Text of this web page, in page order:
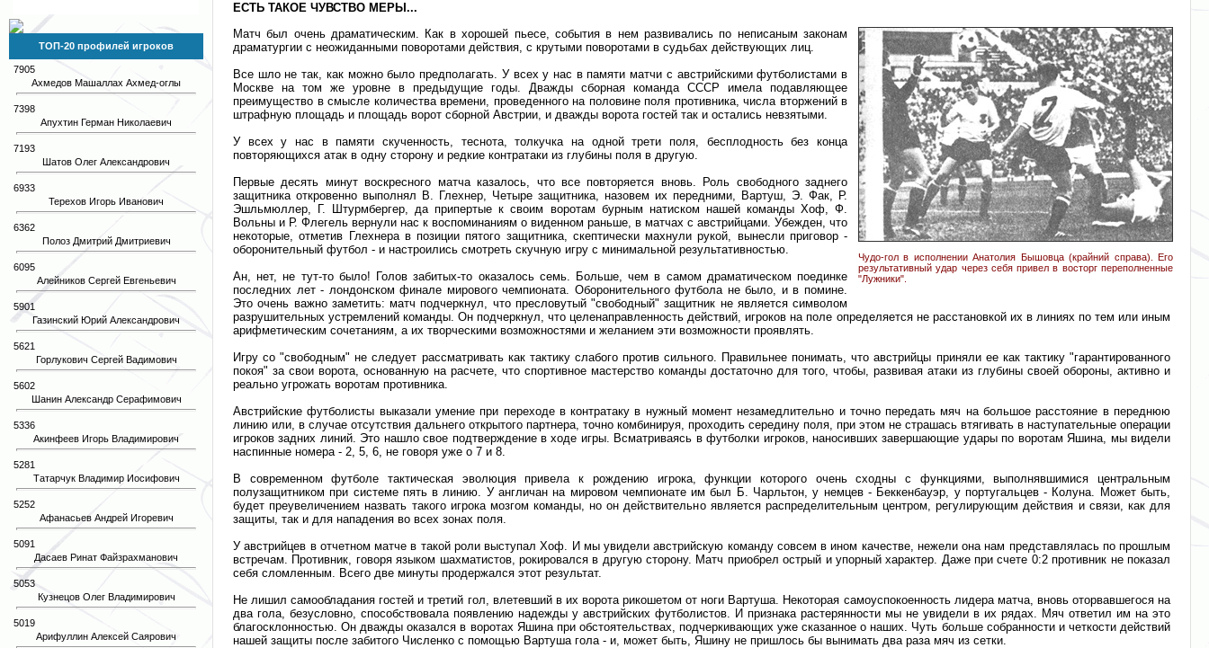
ТОП-20 профилей игроков
7905
Ахмедов Машаллах Ахмед-оглы
7398
Апухтин Герман Николаевич
7193
Шатов Олег Александрович
6933
Терехов Игорь Иванович
6362
Полоз Дмитрий Дмитриевич
6095
Алейников Сергей Евгеньевич
5901
Газинский Юрий Александрович
5621
Горлукович Сергей Вадимович
5602
Шанин Александр Серафимович
5336
Акинфеев Игорь Владимирович
5281
Татарчук Владимир Иосифович
5252
Афанасьев Андрей Игоревич
5091
Дасаев Ринат Файзрахманович
5053
Кузнецов Олег Владимирович
5019
Арифуллин Алексей Саярович
ЕСТЬ ТАКОЕ ЧУВСТВО МЕРЫ...
Чудо-гол в исполнении Анатолия Бышовца (крайний справа). Его
результативный удар через себя привел в восторг переполненные
"Лужники".
Матч был очень драматическим. Как в хорошей пьесе, события в нем развивались по неписаным законам
драматургии с неожиданными поворотами действия, с крутыми поворотами в судьбах действующих лиц.
Все шло не так, как можно было предполагать. У всех у нас в памяти матчи с австрийскими футболистами в
Москве на том же уровне в предыдущие годы. Дважды сборная команда СССР имела подавляющее
преимущество в смысле количества времени, проведенного на половине поля противника, числа вторжений в
штрафную площадь и площадь ворот сборной Австрии, и дважды ворота гостей так и остались невзятыми.
У всех у нас в памяти скученность, теснота, толкучка на одной трети поля, бесплодность без конца
повторяющихся атак в одну сторону и редкие контратаки из глубины поля в другую.
Первые десять минут воскресного матча казалось, что все повторяется вновь. Роль свободного заднего
защитника откровенно выполнял В. Глехнер, Четыре защитника, назовем их передними, Вартуш, Э. Фак, Р.
Эшльмюллер, Г. Штурмбергер, да припертые к своим воротам бурным натиском нашей команды Хоф, Ф.
Вольны и Р. Флегель вернули нас к воспоминаниям о виденном раньше, в матчах с австрийцами. Убежден, что
некоторые, отметив Глехнера в позиции пятого защитника, скептически махнули рукой, вынесли приговор -
оборонительный футбол - и настроились смотреть скучную игру с минимальной результативностью.
Ан, нет, не тут-то было! Голов забитых-то оказалось семь. Больше, чем в самом драматическом поединке
последних лет - лондонском финале мирового чемпионата. Оборонительного футбола не было, и в помине.
Это очень важно заметить: матч подчеркнул, что пресловутый "свободный" защитник не является символом
разрушительных устремлений команды. Он подчеркнул, что целенаправленность действий, игроков на поле определяется не расстановкой их в линиях по тем или иным
арифметическим сочетаниям, а их творческими возможностями и желанием эти возможности проявлять.
Игру со "свободным" не следует рассматривать как тактику слабого против сильного. Правильнее понимать, что австрийцы приняли ее как тактику "гарантированного
покоя" за свои ворота, основанную на расчете, что спортивное мастерство команды достаточно для того, чтобы, развивая атаки из глубины своей обороны, активно и
реально угрожать воротам противника.
Австрийские футболисты выказали умение при переходе в контратаку в нужный момент незамедлительно и точно передать мяч на большое расстояние в переднюю
линию или, в случае отсутствия дальнего открытого партнера, точно комбинируя, проходить середину поля, при этом не страшась втягивать в наступательные операции
игроков задних линий. Это нашло свое подтверждение в ходе игры. Всматриваясь в футболки игроков, наносивших завершающие удары по воротам Яшина, мы видели
наспинные номера - 2, 5, 6, не говоря уже о 7 и 8.
В современном футболе тактическая эволюция привела к рождению игрока, функции которого очень сходны с функциями, выполнявшимися центральным
полузащитником при системе пять в линию. У англичан на мировом чемпионате им был Б. Чарльтон, у немцев - Беккенбауэр, у португальцев - Колуна. Может быть,
будет преувеличением назвать такого игрока мозгом команды, но он действительно является распределительным центром, регулирующим действия и связи, как для
защиты, так и для нападения во всех зонах поля.
У австрийцев в отчетном матче в такой роли выступал Хоф. И мы увидели австрийскую команду совсем в ином качестве, нежели она нам представлялась по прошлым
встречам. Противник, говоря языком шахматистов, рокировался в другую сторону. Матч приобрел острый и упорный характер. Даже при счете 0:2 противник не показал
себя сломленным. Всего две минуты продержался этот результат.
Не лишил самообладания гостей и третий гол, влетевший в их ворота рикошетом от ноги Вартуша. Некоторая самоуспокоенность лидера матча, вновь оторвавшегося на
два гола, безусловно, способствовала появлению надежды у австрийских футболистов. И признака растерянности мы не увидели в их рядах. Мяч ответил им на это
благосклонностью. Он дважды оказался в воротах Яшина при обстоятельствах, подчеркивающих уже сказанное о наших. Чуть больше собранности и четкости действий
нашей защиты после забитого Численко с помощью Вартуша гола - и, может быть, Яшину не пришлось бы вынимать два раза мяч из сетки.